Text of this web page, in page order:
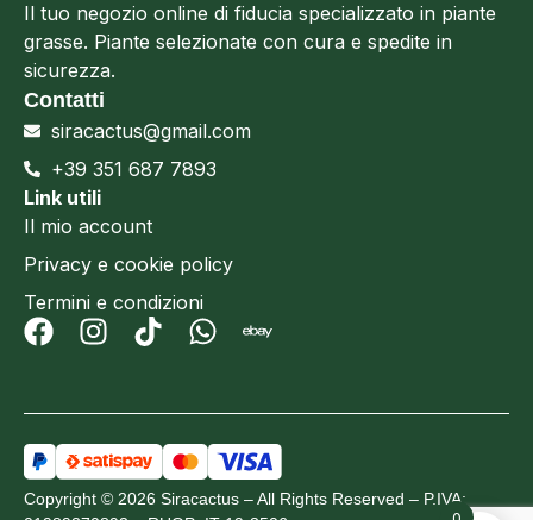
Il tuo negozio online di fiducia specializzato in piante
grasse. Piante selezionate con cura e spedite in
sicurezza.
Contatti
siracactus@gmail.com
+39 351 687 7893
Link utili
Il mio account
Privacy e cookie policy
Termini e condizioni
Copyright © 2026 Siracactus – All Rights Reserved – P.IVA: